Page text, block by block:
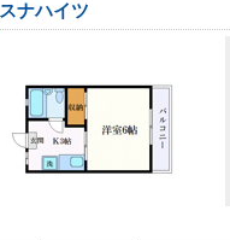
スナハイツ